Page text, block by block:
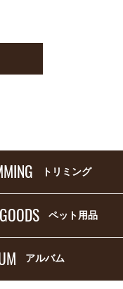
トリミング
ペット用品
アルバム